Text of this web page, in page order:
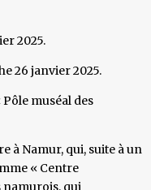
2025.
26 janvier 2025.
muséal des
à Namur, qui, suite à un
« Centre
namurois, qui